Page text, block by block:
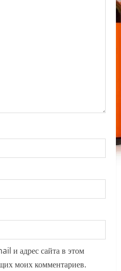
и адрес сайта в этом
моих комментариев.